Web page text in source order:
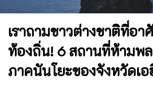
เราถามชาวต่างชาติที่อา
ท้องถิ่น! 6 สถานที่ห้ามพ
ภาคนันโยะของจังหวัดเอ